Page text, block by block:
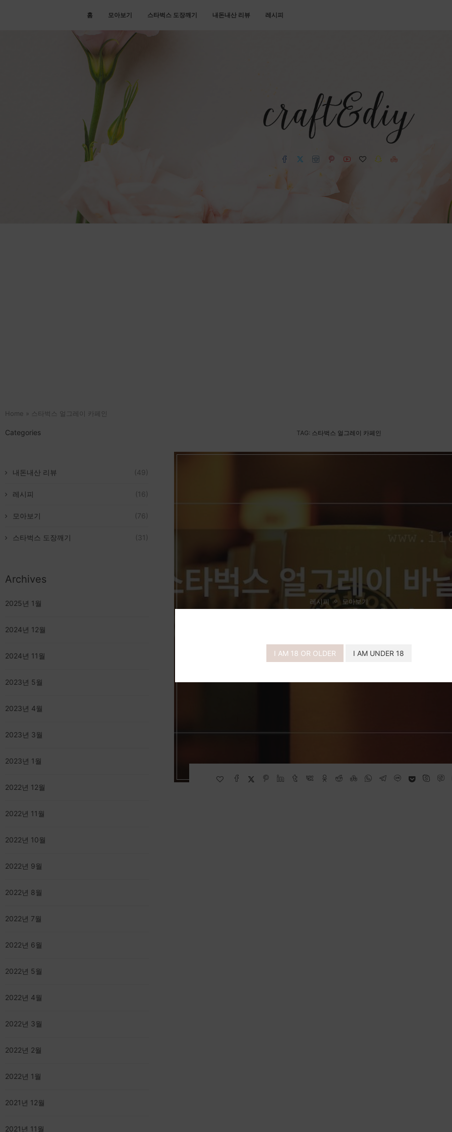
I AM 18 OR OLDER I AM UNDER 18
홈 모아보기 스타벅스 도장깨기 내돈내산 리뷰 레시피
Home » 스타벅스 얼그레이 카페인
TAG: 스타벅스 얼그레이 카페인
레시피 모아보기
Categories
내돈내산 리뷰 (49)
레시피 (16)
모아보기 (76)
스타벅스 도장깨기 (31)
Archives
2025년 1월
2024년 12월
2024년 11월
2023년 5월
2023년 4월
2023년 3월
2023년 1월
2022년 12월
2022년 11월
2022년 10월
2022년 9월
2022년 8월
2022년 7월
2022년 6월
2022년 5월
2022년 4월
2022년 3월
2022년 2월
2022년 1월
2021년 12월
2021년 11월